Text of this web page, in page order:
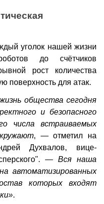
уголок нашей жизни
до счётчиков
рост количества
поверхность для атак.
общества сегодня
и безопасного
числа встраиваемых
, — отметил на
Духвалов, вице-
— Вся наша
автоматизированных
которых входят
.